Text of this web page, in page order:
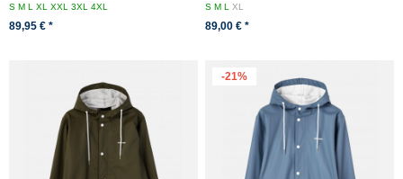
SMLXLXXL3XL4XL
89,95 € *
SML XL
89,00 € *
-21%